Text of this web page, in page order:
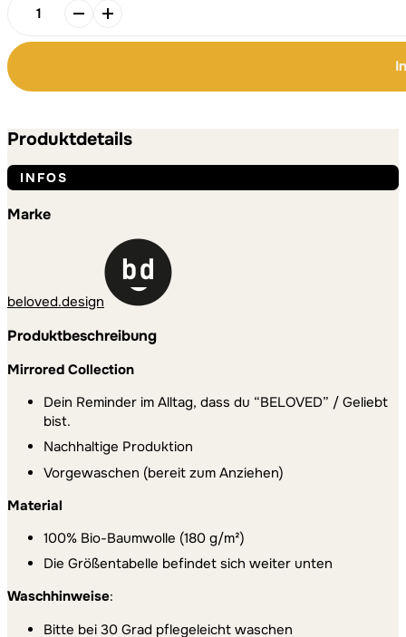
BELOVED
Shirt
|
Bio-
Baumwolle
Menge
Produktdetails
INFOS
Marke
beloved.design
Produktbeschreibung
Mirrored Collection
Dein Reminder im Alltag, dass du “BELOVED” / Geliebt
bist.
Nachhaltige Produktion
Vorgewaschen (bereit zum Anziehen)
Material
100% Bio-Baumwolle (180 g/m²)
Die Größentabelle befindet sich weiter unten
Waschhinweise:
Bitte bei 30 Grad pflegeleicht waschen